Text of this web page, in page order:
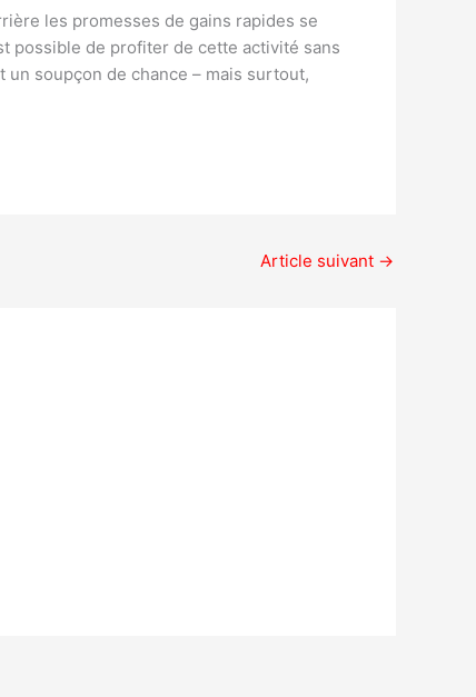
les promesses de gains rapides se
possible de profiter de cette activité sans
soupçon de chance – mais surtout,
Article suivant →